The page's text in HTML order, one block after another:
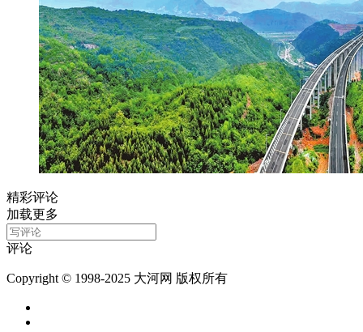
精彩评论
加载更多
评论
Copyright © 1998-2025 大河网 版权所有